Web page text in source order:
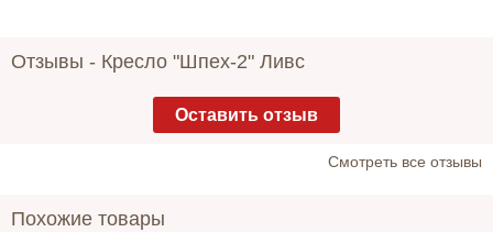
Отзывы - Кресло "Шпех-2" Ливс
Оставить отзыв
Cмотреть все отзывы
Похожие товары